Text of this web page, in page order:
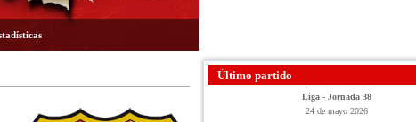
Último partido
Liga - Jornada 38
24 de mayo 2026